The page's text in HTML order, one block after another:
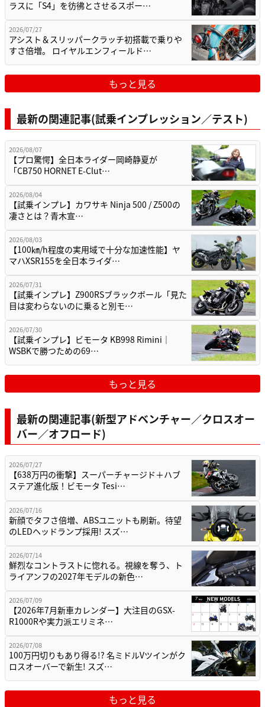
ラスに「S4」を彷彿とさせるスポー…
2026/07/27
アシスト＆スリッパークラッチ初搭載で乗りや
すさ倍増。 ロイヤルエンフィールド…
もっと見る
最新の関連記事(試乗インプレッション／テスト)
2026/08/07
【プロ驚愕】全日本ライダー岡崎静夏が
「CB750 HORNET E-Clut…
2026/08/04
【試乗インプレ】カワサキ Ninja 500 / Z500の
凄さとは？青木宣…
2026/08/03
【100㎞/h程度の実用域で十分な加速性能】ヤ
マハXSR155を全日本ライダ…
2026/07/31
【試乗インプレ】Z900RSブラックボール「見た
目は変わらないのに乗ると別モ…
2026/07/30
【試乗インプレ】ビモータ KB998 Rimini｜
WSBKで勝つための69…
もっと見る
最新の関連記事(新型アドベンチャー／クロスオー
バー／オフロード)
2026/07/27
【638万円の衝撃】スーパーチャージド＋ハブ
ステア進化版！ビモータ Tesi…
2026/07/16
新顔でタフさ倍増、ABSユニットも刷新。待望
のLEDヘッドランプ採用! スズ…
2026/07/14
鮮烈なコントラストに惚れる。視線を奪う、ト
ライアンフの2027年モデルの新色…
2026/07/09
【2026年7月新車カレンダー】大注目のGSX-
R1000Rや実力派エリミネ…
2026/07/08
100万円切りもあり得る!? 名ミドルVツインがク
ロスオーバーで新生! スズ…
もっと見る